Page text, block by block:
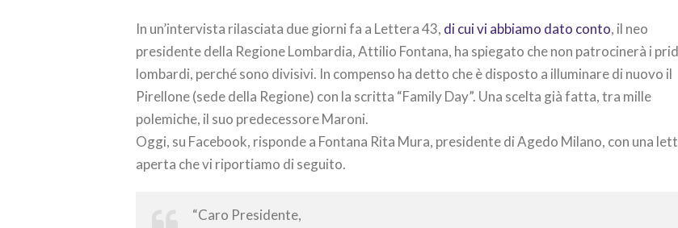
In un’intervista rilasciata due giorni fa a Lettera 43, di cui vi abbiamo dato conto, il neo
presidente della Regione Lombardia, Attilio Fontana, ha spiegato che non patrocinerà i
lombardi, perché sono divisivi. In compenso ha detto che è disposto a illuminare di nuovo il
Pirellone (sede della Regione) con la scritta “Family Day”. Una scelta già fatta, tra mille
polemiche, il suo predecessore Maroni.
Oggi, su Facebook, risponde a Fontana Rita Mura, presidente di Agedo Milano, con una
aperta che vi riportiamo di seguito.
“Caro Presidente,